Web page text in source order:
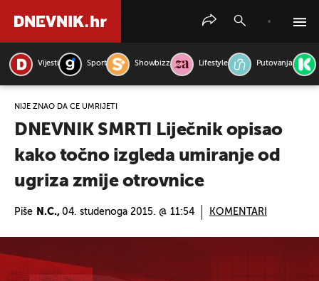
Vijesti Sport Showbizz Lifestyle Putovanja
NIJE ZNAO DA ĆE UMRIJETI
DNEVNIK SMRTI Liječnik opisao
kako točno izgleda umiranje od
ugriza zmije otrovnice
Piše N.C., 04. studenoga 2015. @ 11:54 KOMENTARI
PRETRAŽITE VIJESTI